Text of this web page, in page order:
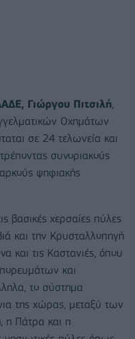
Γιώργου Πιτσιλή
Οχημάτων
σε 24 τελωνεία και
συνοριακούς
ψηφιακής
βασικές χερσαίες πύλες
και την Κρυσταλλοπηγή
και τις Καστανιές, όπου
και
το σύστημα
της χώρας, μεταξύ των
η Πάτρα και η